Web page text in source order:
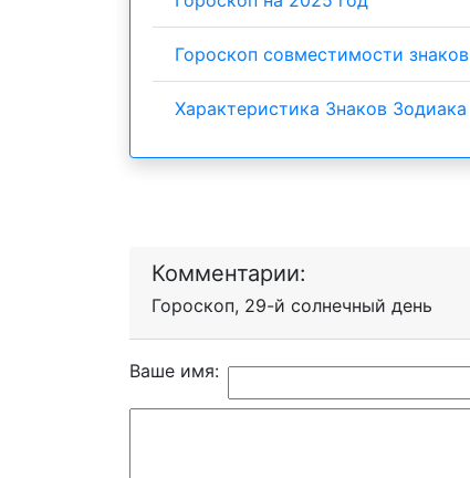
Гороскоп совместимости знаков
Характеристика Знаков Зодиака
Комментарии:
Гороскоп, 29-й солнечный день
Ваше имя: